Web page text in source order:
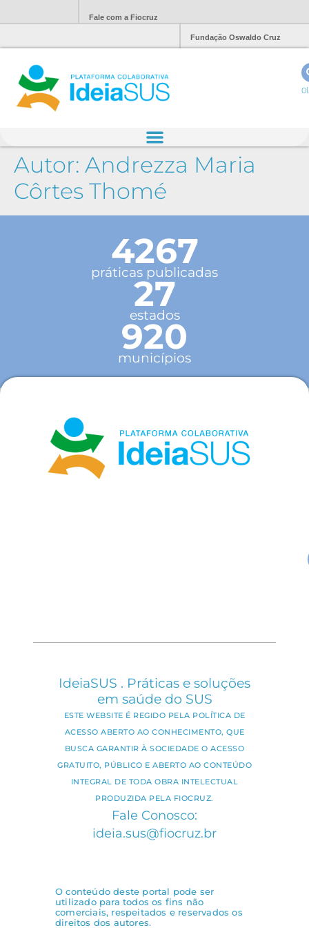
Fale com a Fiocruz
Fundação Oswaldo Cruz
Autor: Andrezza Maria
Côrtes Thomé
4267
práticas publicadas
27
estados
920
municípios
IdeiaSUS . Práticas e soluções
em saúde do SUS
ESTE WEBSITE É REGIDO PELA POLÍTICA DE
ACESSO ABERTO AO CONHECIMENTO, QUE
BUSCA GARANTIR À SOCIEDADE O ACESSO
GRATUITO, PÚBLICO E ABERTO AO CONTEÚDO
INTEGRAL DE TODA OBRA INTELECTUAL
PRODUZIDA PELA FIOCRUZ.
Fale Conosco:
ideia.sus@fiocruz.br
O conteúdo deste portal pode ser
utilizado para todos os fins não
comerciais, respeitados e reservados os
direitos dos autores.